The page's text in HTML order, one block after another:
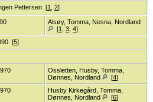
Pettersen [1 2]
Alsøy, Tomma, Nesna, Nordland
[1 3 4]
[5]
Ossletten, Husby, Tomma,
Dønnes, Nordland
[4]
Husby Kirkegård, Tomma,
Dønnes, Nordland
[6]